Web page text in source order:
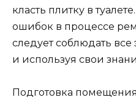
класть плитку в
ошибок в процессе
следует соблюдать
и используя свои
Подготовка помещения